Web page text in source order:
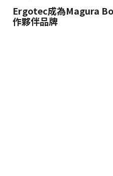
Ergotec成為Magura
作夥伴品牌